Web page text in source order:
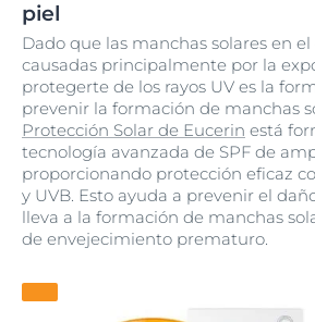
piel
Dado que las manchas solares en
causadas principalmente por la
protegerte de los rayos UV es la
prevenir la formación de manchas
Protección Solar de Eucerin está
tecnología avanzada de SPF de
proporcionando protección eficaz
y UVB. Esto ayuda a prevenir el
lleva a la formación de manchas
de envejecimiento prematuro.